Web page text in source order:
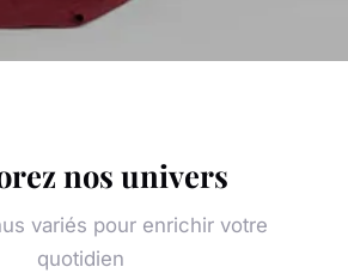
nos univers
variés pour enrichir votre
quotidien